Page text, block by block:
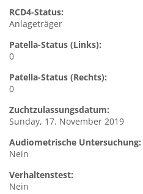
RCD4-Status:
Anlageträger
Patella-Status (Links):
0
Patella-Status (Rechts):
0
Zuchtzulassungsdatum:
Sunday, 17. November 2019
Audiometrische Untersuchung:
Nein
Verhaltenstest:
Nein